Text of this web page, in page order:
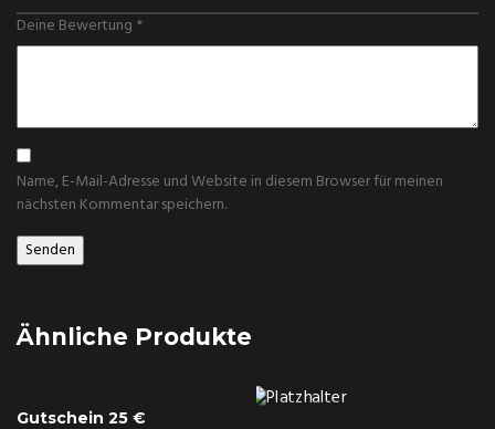
Deine Bewertung *
Name, E-Mail-Adresse und Website in diesem Browser für meinen
nächsten Kommentar speichern.
Ähnliche Produkte
Gutschein 25 €